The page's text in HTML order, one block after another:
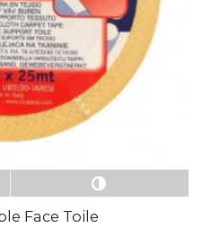
Face Toile